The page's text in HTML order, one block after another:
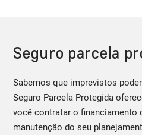
Seguro parcela
Sabemos que imprevistos
Seguro Parcela Protegida
você contratar o financiamento
manutenção do seu